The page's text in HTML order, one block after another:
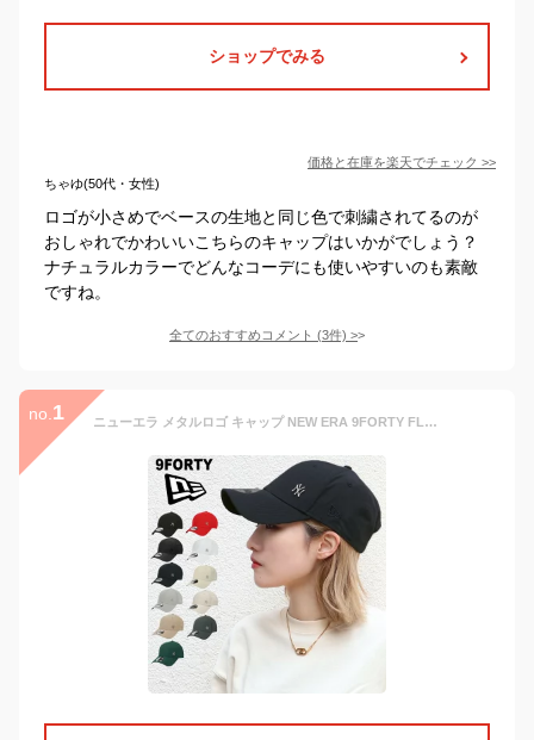
ショップでみる
価格と在庫を楽天でチェック >>
ちゃゆ(50代・女性)
ロゴが小さめでベースの生地と同じ色で刺繍されてるのが
おしゃれでかわいいこちらのキャップはいかがでしょう？
ナチュラルカラーでどんなコーデにも使いやすいのも素敵
ですね。
全てのおすすめコメント (3件) >
no. 1 ニューエラ メタルロゴ キャップ NEW ERA 9FORTY FLAWLESS ニューヨーク・ヤンキース メンズ レディース メッシュキャップ ミニロゴ フローレス MLB 帽子 ベースボールキャップ